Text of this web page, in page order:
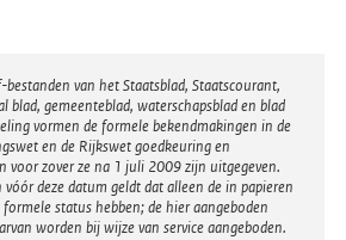
van het Staatsblad, Staatscourant,
blad, gemeenteblad, waterschapsblad en blad
vormen de formele bekendmakingen in de
en de Rijkswet goedkeuring en
voor zover ze na 1 juli 2009 zijn uitgegeven.
deze datum geldt dat alleen de in papieren
status hebben; de hier aangeboden
worden bij wijze van service aangeboden.